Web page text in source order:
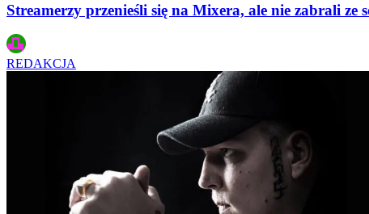
Streamerzy przenieśli się na Mixera, ale nie zabrali ze
REDAKCJA